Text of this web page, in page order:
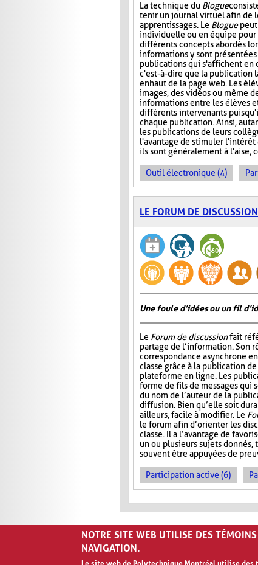
La technique du Blogue
tenir un journal virtuel afin de
apprentissages. Le Bloguepeut
individuelle ou en équipe
différents concepts abordés
informations y sont présentées
publications qui s'affichent en
c'est-à-dire que la publication
en haut de la page web. Les
images, des vidéos ou même
informations entre les élèves
différents intervenants
chaque publication. Ainsi,
les publications de leurs
l'avantage de stimuler l'intérêt
ils sont généralement à l'aise,
Outil électronique (4)
LE FORUM DE DISCUSSION
Une foule d’idées ou un fil
Le Forum de discussionfait
partage de l’information. Son
correspondance asynchrone
classe grâce à la publication
plateforme en ligne. Les
forme de fils de messages qui
du nom de l’auteur de la
diffusion. Bien qu’elle soit
ailleurs, facile à modifier. Le
le forum afin d’orienter les
classe. Il a l’avantage de
un ou plusieurs sujets
souvent être appuyées de
Participation active (6)
NOTRE SITE WEB UTILISE DES
NAVIGATION.